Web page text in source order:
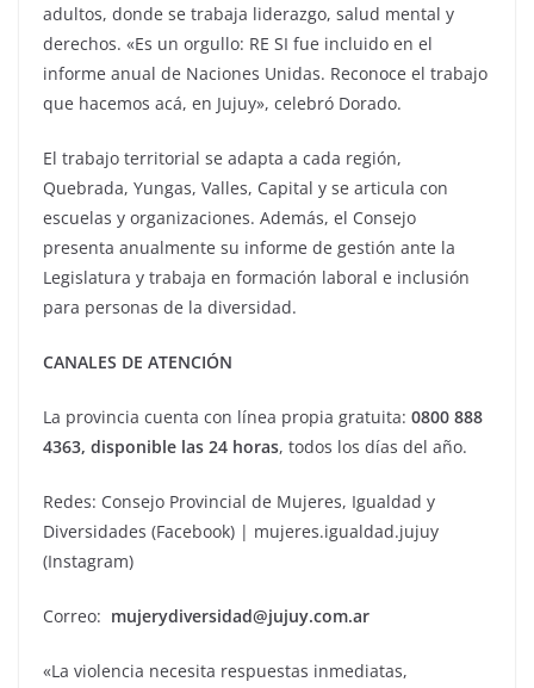
adultos, donde se trabaja liderazgo, salud mental y
derechos. «Es un orgullo: RE SI fue incluido en el
informe anual de Naciones Unidas. Reconoce el trabajo
que hacemos acá, en Jujuy», celebró Dorado.
El trabajo territorial se adapta a cada región,
Quebrada, Yungas, Valles, Capital y se articula con
escuelas y organizaciones. Además, el Consejo
presenta anualmente su informe de gestión ante la
Legislatura y trabaja en formación laboral e inclusión
para personas de la diversidad.
CANALES DE ATENCIÓN
La provincia cuenta con línea propia gratuita: 0800 888
4363, disponible las 24 horas, todos los días del año.
Redes: Consejo Provincial de Mujeres, Igualdad y
Diversidades (Facebook) | mujeres.igualdad.jujuy
(Instagram)
Correo: mujerydiversidad@jujuy.com.ar
«La violencia necesita respuestas inmediatas,